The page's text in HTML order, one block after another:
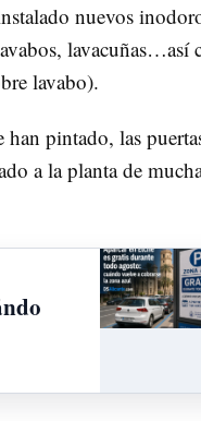
nuevos
lavacuñas…así
lavabo).
han pintado, las
a la planta de